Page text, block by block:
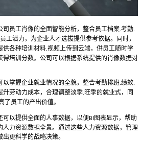
司员工肖像的全面智能分析，整合员工档案.考勤.
工潜力，为企业人才选拔提供参考依据。同时，
供各种培训材料.视频上传到云端，供员工随时学
得培训分数。公司可以根据系统提供的肖像数据对
以掌握企业就业情况的全貌，整合考勤排班.绩效.
升劳动力成本，合理调整淡季.旺季的就业式，同
了员工的产出价值。
可以提供全面的人事数据，以便BI 图表显示，帮助
人力资源数据全景。通过这些人力资源数据，管理
更科学的战略决策。